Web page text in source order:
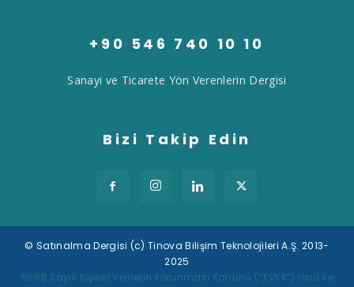
Tek Tıkla Ödeme Kolaylığı
+90 546 740 10 10
Sanayi ve Ticarete Yön Verenlerin Dergisi
Bizi Takip Edin
© Satınalma Dergisi (c) Tinova Bilişim Teknolojileri A.Ş. 2013-
2025
6698 Sayılı Kişisel Verilerin Korunması Kanunu (“KVKK”) Usul ve